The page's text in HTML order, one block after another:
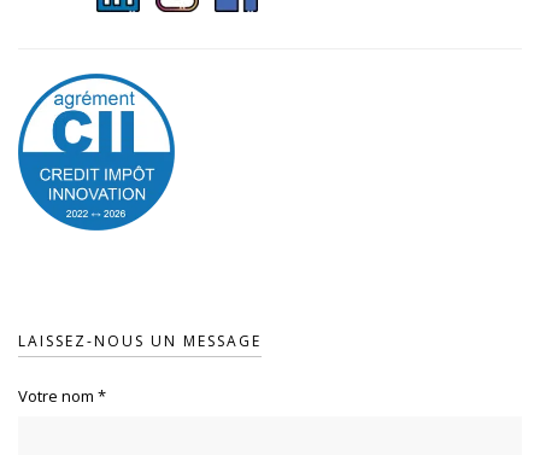
LAISSEZ-NOUS UN MESSAGE
Votre nom *